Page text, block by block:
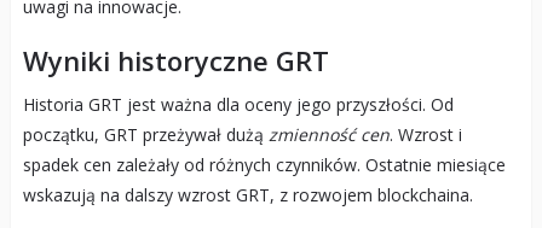
uwagi na innowacje.
Wyniki historyczne GRT
Historia GRT jest ważna dla oceny jego przyszłości. Od
początku, GRT przeżywał dużą zmienność cen. Wzrost i
spadek cen zależały od różnych czynników. Ostatnie miesiące
wskazują na dalszy wzrost GRT, z rozwojem blockchaina.